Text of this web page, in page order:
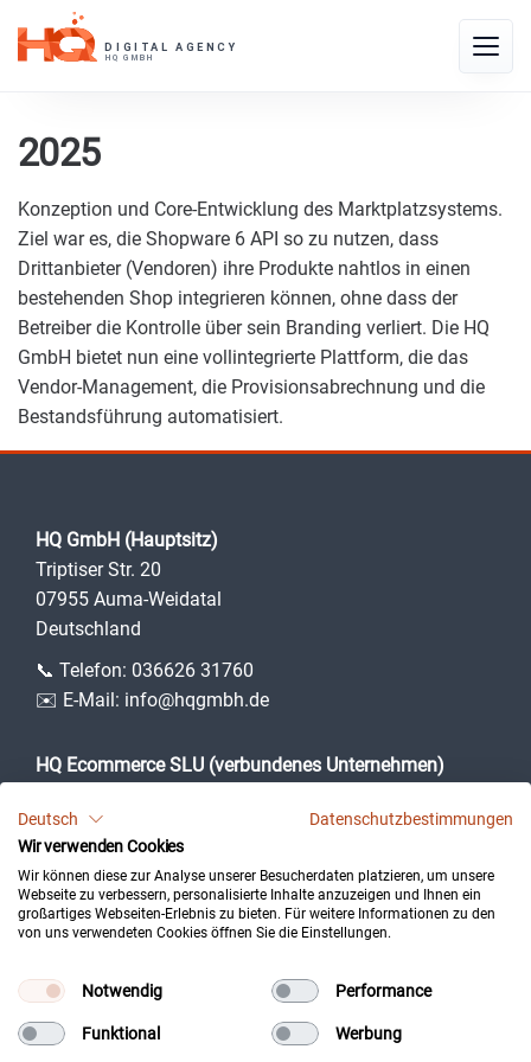
Toggle
2025
Konzeption und Core-Entwicklung des Marktplatzsystems.
Ziel war es, die Shopware 6 API so zu nutzen, dass
Drittanbieter (Vendoren) ihre Produkte nahtlos in einen
bestehenden Shop integrieren können, ohne dass der
Betreiber die Kontrolle über sein Branding verliert. Die HQ
GmbH bietet nun eine vollintegrierte Plattform, die das
Vendor-Management, die Provisionsabrechnung und die
Bestandsführung automatisiert.
HQ GmbH (Hauptsitz)
Triptiser Str. 20
07955 Auma-Weidatal
Deutschland
📞 Telefon: 036626 31760
✉️ E-Mail: info@hqgmbh.de
HQ Ecommerce SLU (verbundenes Unternehmen)
07360 Lloseta (Illes Balears)
Spanien
Impressum
Kontakt
Cookie-Einstellungen
Deutsch
Datenschutzbestimmungen
Wir verwenden Cookies
Wir können diese zur Analyse unserer Besucherdaten platzieren, um unsere
Webseite zu verbessern, personalisierte Inhalte anzuzeigen und Ihnen ein
großartiges Webseiten-Erlebnis zu bieten. Für weitere Informationen zu den
von uns verwendeten Cookies öffnen Sie die Einstellungen.
Notwendig Performance
Funktional Werbung